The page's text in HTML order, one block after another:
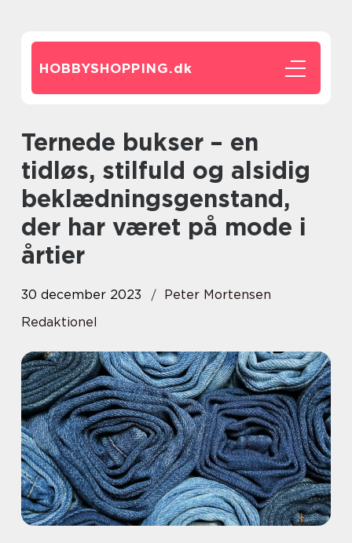
HOBBYSHOPPING.dk
Ternede bukser – en
tidløs, stilfuld og alsidig
beklædningsgenstand,
der har været på mode i
årtier
30 december 2023
Peter Mortensen
Redaktionel